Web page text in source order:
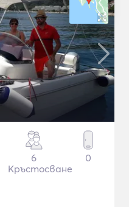
6
Кръстосване
0